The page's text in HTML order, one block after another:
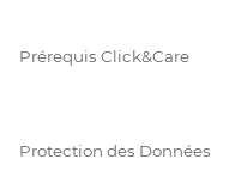
Prérequis Click&Care
Protection des Données